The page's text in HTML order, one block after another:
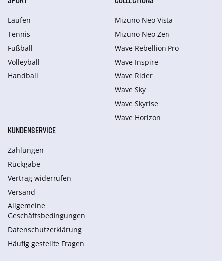
Laufen
Tennis
Fußball
Volleyball
Handball
Mizuno Neo Vista
Mizuno Neo Zen
Wave Rebellion Pro
Wave Inspire
Wave Rider
Wave Sky
Wave Skyrise
Wave Horizon
KUNDENSERVICE
Zahlungen
Rückgabe
Vertrag widerrufen
Versand
Allgemeine
Geschäftsbedingungen
Datenschutzerklärung
Häufig gestellte Fragen